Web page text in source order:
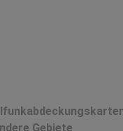
Gebiete